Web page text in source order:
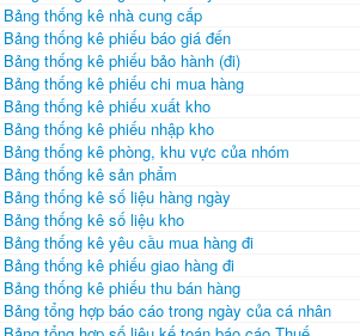
Bảng thống kê nhà cung cấp
Bảng thống kê phiếu báo giá đến
Bảng thống kê phiếu bảo hành (đi)
Bảng thống kê phiếu chi mua hàng
Bảng thống kê phiếu xuất kho
Bảng thống kê phiếu nhập kho
Bảng thống kê phòng, khu vực của nhóm
Bảng thống kê sản phẩm
Bảng thống kê số liệu hàng ngày
Bảng thống kê số liệu kho
Bảng thống kê yêu cầu mua hàng đi
Bảng thống kê phiếu giao hàng đi
Bảng thống kê phiếu thu bán hàng
Bảng tổng hợp báo cáo trong ngày của cá nhân